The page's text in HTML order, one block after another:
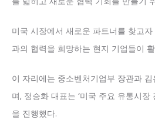
미국 시장에서 새로운 파트너를 찾고
과의 협력을 희망하는 현지 기업들이
이 자리에는 중소벤처기업부 장관과
며, 정승화 대표는 ‘미국 주요 유통시장
을 진행했다.